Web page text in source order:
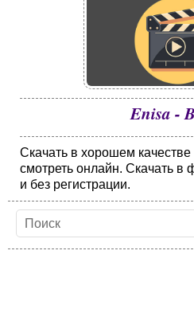
Enisa -
Скачать в хорошем
смотреть онлайн. Скачать в
и без регистрации.